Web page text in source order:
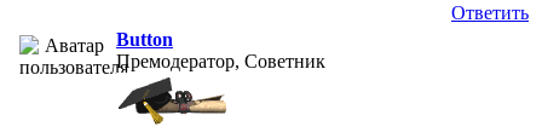
Ответить
Button
Премодератор, Советник